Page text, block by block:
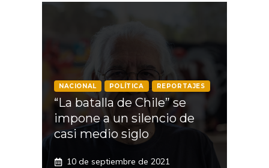
NACIONAL POLÍTICA REPORTAJES
“La batalla de Chile” se
impone a un silencio de
casi medio siglo
10 de septiembre de 2021